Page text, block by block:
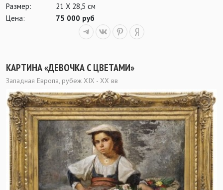
Размер:
21 Х 28,5 см
Цена:
75 000 руб
КАРТИНА «ДЕВОЧКА С ЦВЕТАМИ»
Западная Европа, рубеж XIX - XX вв